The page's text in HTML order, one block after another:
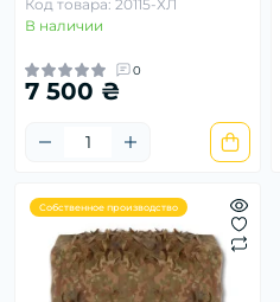
Код товара: 20115-ХЛ
В наличии
0
7 500 ₴
Собственное производство